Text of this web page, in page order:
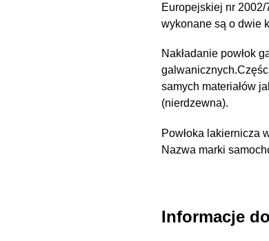
Europejskiej nr
wykonane są o dwie
Nakładanie powłok
samych materiałów
(nierdzewna).
Powłoka lakiernicza
Nazwa marki
Informacje